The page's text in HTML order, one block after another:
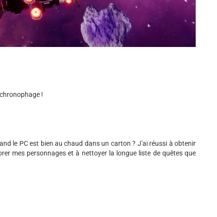
!
le PC est bien au chaud dans un carton ? J'ai réussi à obtenir
mes personnages et à nettoyer la longue liste de quêtes que